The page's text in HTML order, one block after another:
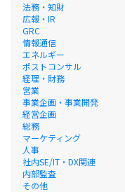
法務・知財
広報・IR
GRC
情報通信
エネルギー
ポストコンサル
経理・財務
営業
事業企画・事業開発
経営企画
総務
マーケティング
人事
社内SE/IT・DX関連
内部監査
その他